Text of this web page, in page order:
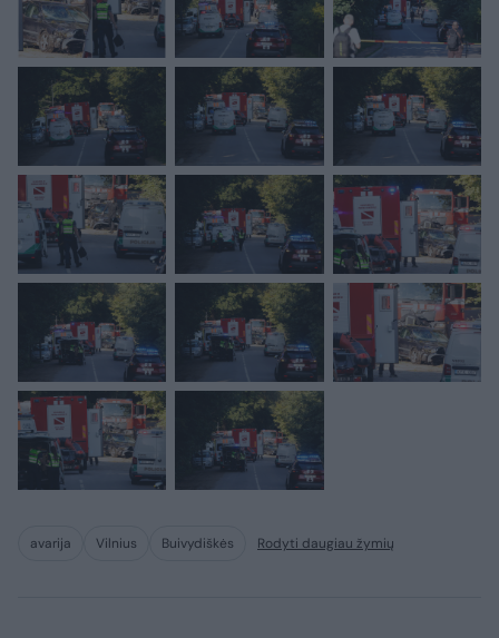
avarija Vilnius Buivydiškės Rodyti daugiau žymių